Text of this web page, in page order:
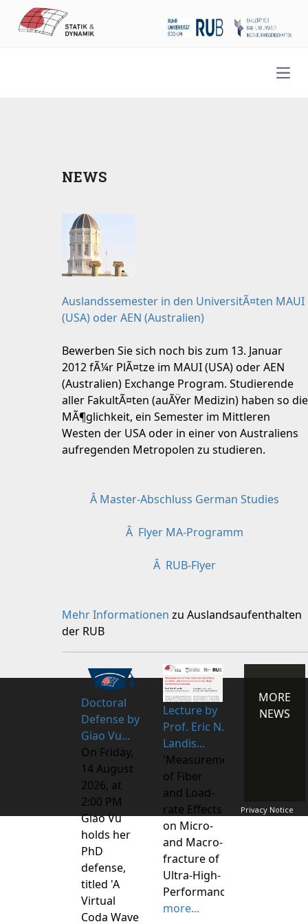
NEWS
Auslandssemester in den UniversitÃ¤ten MAUI
(USA) oder AEN (Australien)
Bewerben Sie sich noch bis zum 13. Januar
2012 fÃ¼r PlÃ¤tze im MAUI (USA) oder AEN
(Australien) Exchange Program. Studierende
aller FakultÃ¤ten (auÃŸer Medizin) haben so die
MÃ¶glichkeit, ein Semester im Mittleren
Westen der USA oder in einer von Australiens
aufregenden Metropolen zu studieren.
Â Master-Abschluss German Studies
Â Flyer MA-Programm
Â RUB-Flyer
Mehr Informationen zu Auslandsaufenthalten
der RUB
Doctoral
Defense by
Giao Vu...
On Friday,
14 August
2026, at
2:00 PM
Giao Vu
holds her
PhD
defense,
titled 'A
Virtual
Coda Wave
Lecture by
Prof. Eric N.
Landis...
'Measurements
of Fiber
and Load-
rate Effects
on Micro-
and Macro-
fracture of
Ultra-High-
Performance
more...
MORE
NEWS
Privacy Notice